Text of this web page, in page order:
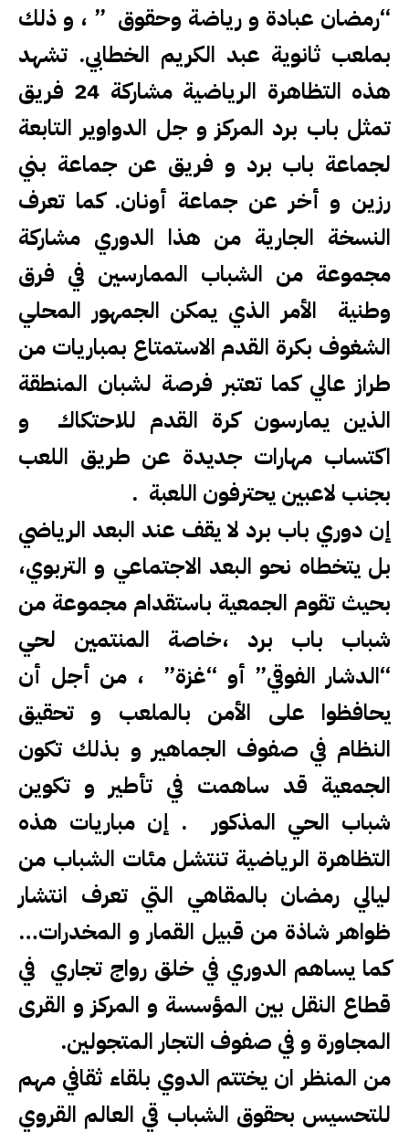
“رمضان عبادة و رياضة وحقوق ” ، و ذلك
بملعب ثانوية عبد الكريم الخطابي. تشهد
هذه التظاهرة الرياضية مشاركة 24 فريق
تمثل باب برد المركز و جل الدواوير التابعة
لجماعة باب برد و فريق عن جماعة بني
رزين و أخر عن جماعة أونان. كما تعرف
النسخة الجارية من هذا الدوري مشاركة
مجموعة من الشباب الممارسين في فرق
وطنية الأمر الذي يمكن الجمهور المحلي
الشغوف بكرة القدم الاستمتاع بمباريات من
طراز عالي كما تعتبر فرصة لشبان المنطقة
الذين يمارسون كرة القدم للاحتكاك و
اكتساب مهارات جديدة عن طريق اللعب
بجنب لاعبين يحترفون اللعبة .
إن دوري باب برد لا يقف عند البعد الرياضي
بل يتخطاه نحو البعد الاجتماعي و التربوي،
بحيث تقوم الجمعية باستقدام مجموعة من
شباب باب برد ،خاصة المنتمين لحي
“الدشار الفوقي” أو “غزة” ، من أجل أن
يحافظوا على الأمن بالملعب و تحقيق
النظام في صفوف الجماهير و بذلك تكون
الجمعية قد ساهمت في تأطير و تكوين
شباب الحي المذكور . إن مباريات هذه
التظاهرة الرياضية تنتشل مئات الشباب من
ليالي رمضان بالمقاهي التي تعرف انتشار
ظواهر شاذة من قبيل القمار و المخدرات…
كما يساهم الدوري في خلق رواج تجاري في
قطاع النقل بين المؤسسة و المركز و القرى
المجاورة و في صفوف التجار المتجولين.
من المنظر ان يختتم الدوي بلقاء ثقافي مهم
للتحسيس بحقوق الشباب قي العالم القروي